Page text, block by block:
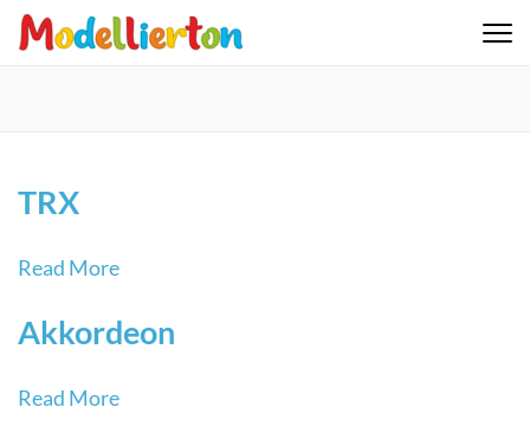
Skip
TRX
Read More
Akkordeon
Read More